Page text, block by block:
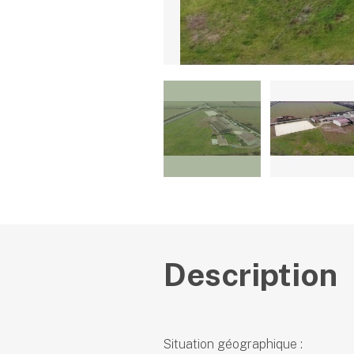
Description
Situation géographique :